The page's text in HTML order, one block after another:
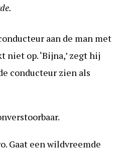
aan de man met
niet op. ‘Bijna,’ zegt hij
conducteur zien als
Gaat een wildvreemde